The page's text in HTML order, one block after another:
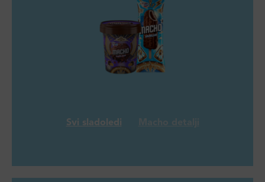
Svi sladoledi